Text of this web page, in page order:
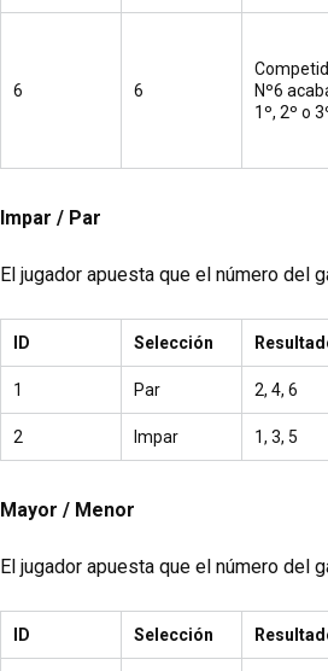
6 6
Nº6
1º, 2º o
Impar / Par
El jugador apuesta que el número del
ID Selección
1 Par 2, 4, 6
2 Impar 1, 3, 5
Mayor / Menor
El jugador apuesta que el número del
ID Selección